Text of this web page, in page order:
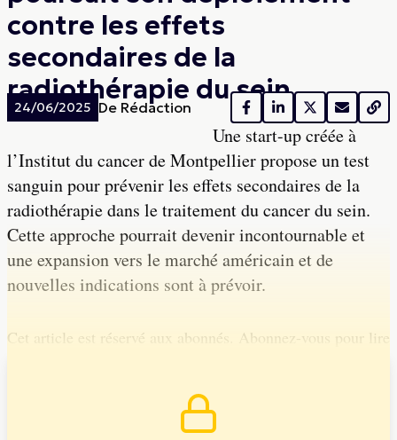
contre les effets
secondaires de la
radiothérapie du sein
24/06/2025 De Rédaction
Une start-up créée à
l’Institut du cancer de Montpellier propose un test
sanguin pour prévenir les effets secondaires de la
radiothérapie dans le traitement du cancer du sein.
Cette approche pourrait devenir incontournable et
une expansion vers le marché américain et de
nouvelles indications sont à prévoir.
Cet article est réservé aux abonnés. Abonnez-vous pour lire